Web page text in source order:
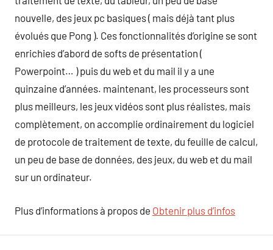
nouvelle, des jeux pc basiques ( mais déjà tant plus
évolués que Pong ). Ces fonctionnalités d’origine se sont
enrichies d’abord de softs de présentation (
Powerpoint… ) puis du web et du mail il y a une
quinzaine d’années. maintenant, les processeurs sont
plus meilleurs, les jeux vidéos sont plus réalistes, mais
complètement, on accomplie ordinairement du logiciel
de protocole de traitement de texte, du feuille de calcul,
un peu de base de données, des jeux, du web et du mail
sur un ordinateur.
Plus d’informations à propos de Obtenir plus d’infos